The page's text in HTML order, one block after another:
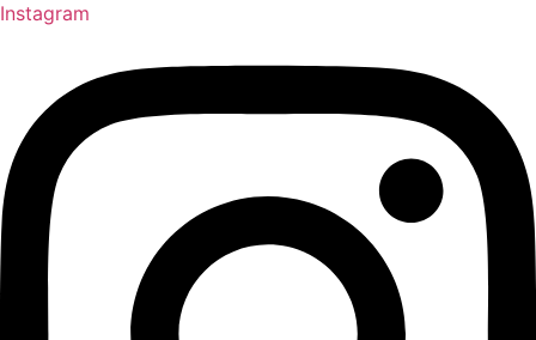
Instagram